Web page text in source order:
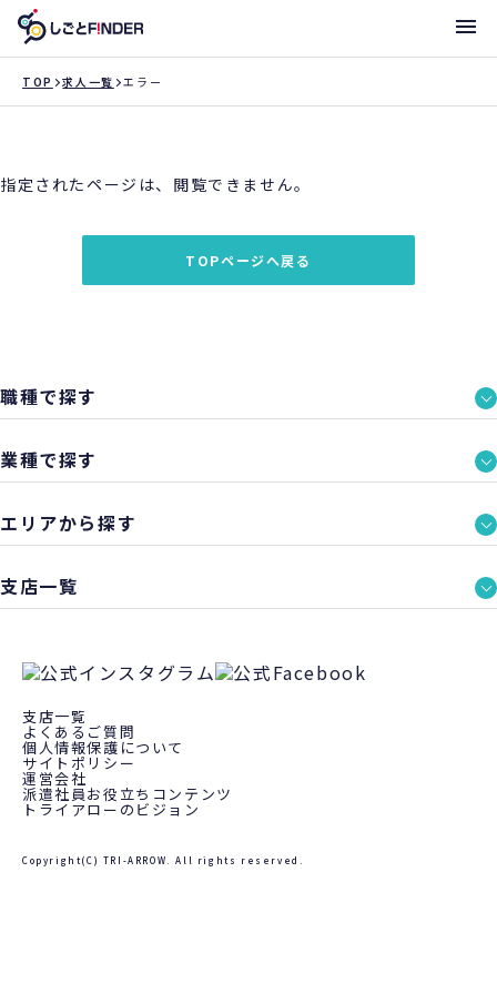
メニ
トライアローへ登録
支店一覧
TOP 求人一覧 エラー
指定されたページは、閲覧できません。
TOPページへ戻る
職種で探す
業種で探す
エリアから探す
支店一覧
支店一覧
よくあるご質問
個人情報保護について
サイトポリシー
運営会社
派遣社員お役立ちコンテンツ
トライアローのビジョン
Copyright(C) TRI-ARROW. All rights reserved.